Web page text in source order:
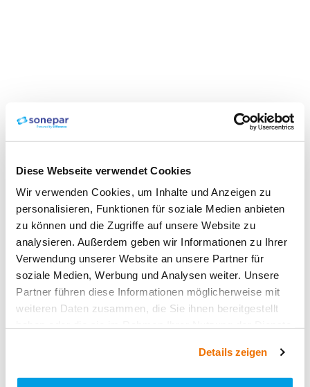
Diese Webseite verwendet Cookies
Wir verwenden Cookies, um Inhalte und Anzeigen zu
personalisieren, Funktionen für soziale Medien anbieten
zu können und die Zugriffe auf unsere Website zu
analysieren. Außerdem geben wir Informationen zu Ihrer
Verwendung unserer Website an unsere Partner für
soziale Medien, Werbung und Analysen weiter. Unsere
Partner führen diese Informationen möglicherweise mit
weiteren Daten zusammen, die Sie ihnen bereitgestellt
Details zeigen